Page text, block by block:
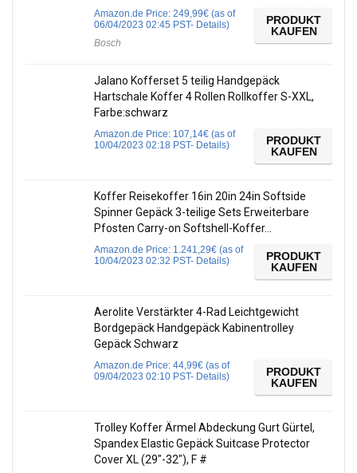
Amazon.de Price: 249,99€ (as of
06/04/2023 02:45 PST- Details)
Bosch
PRODUKT
KAUFEN
Jalano Kofferset 5 teilig Handgepäck
Hartschale Koffer 4 Rollen Rollkoffer S-XXL,
Farbe:schwarz
Amazon.de Price: 107,14€ (as of
10/04/2023 02:18 PST- Details)
PRODUKT
KAUFEN
Koffer Reisekoffer 16in 20in 24in Softside
Spinner Gepäck 3-teilige Sets Erweiterbare
Pfosten Carry-on Softshell-Koffer…
Amazon.de Price: 1.241,29€ (as of
10/04/2023 02:32 PST- Details)
PRODUKT
KAUFEN
Aerolite Verstärkter 4-Rad Leichtgewicht
Bordgepäck Handgepäck Kabinentrolley
Gepäck Schwarz
Amazon.de Price: 44,99€ (as of
09/04/2023 02:10 PST- Details)
PRODUKT
KAUFEN
Trolley Koffer Ärmel Abdeckung Gurt Gürtel,
Spandex Elastic Gepäck Suitcase Protector
Cover XL (29″-32″), F #